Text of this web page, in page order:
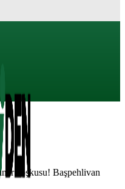
coşkusu! Başpehlivan